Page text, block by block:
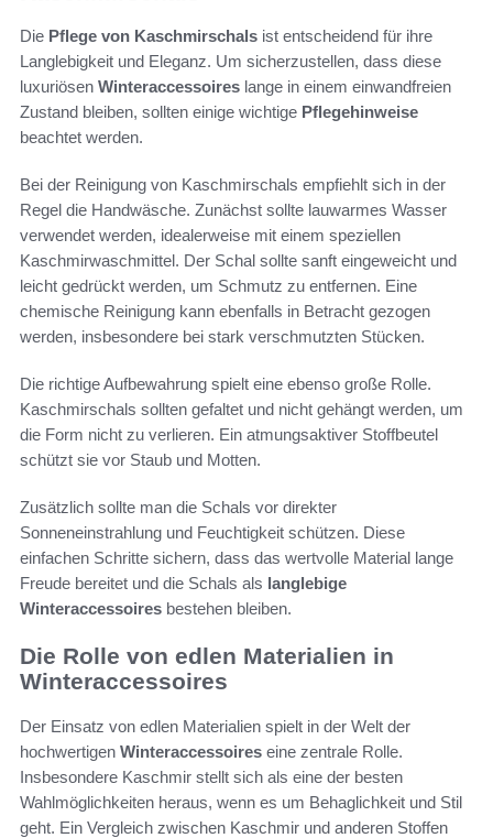
Die Pflege von Kaschmirschals ist entscheidend für ihre
Langlebigkeit und Eleganz. Um sicherzustellen, dass diese
luxuriösen Winteraccessoires lange in einem einwandfreien
Zustand bleiben, sollten einige wichtige Pflegehinweise
beachtet werden.
Bei der Reinigung von Kaschmirschals empfiehlt sich in der
Regel die Handwäsche. Zunächst sollte lauwarmes Wasser
verwendet werden, idealerweise mit einem speziellen
Kaschmirwaschmittel. Der Schal sollte sanft eingeweicht und
leicht gedrückt werden, um Schmutz zu entfernen. Eine
chemische Reinigung kann ebenfalls in Betracht gezogen
werden, insbesondere bei stark verschmutzten Stücken.
Die richtige Aufbewahrung spielt eine ebenso große Rolle.
Kaschmirschals sollten gefaltet und nicht gehängt werden, um
die Form nicht zu verlieren. Ein atmungsaktiver Stoffbeutel
schützt sie vor Staub und Motten.
Zusätzlich sollte man die Schals vor direkter
Sonneneinstrahlung und Feuchtigkeit schützen. Diese
einfachen Schritte sichern, dass das wertvolle Material lange
Freude bereitet und die Schals als langlebige
Winteraccessoires bestehen bleiben.
Die Rolle von edlen Materialien in
Winteraccessoires
Der Einsatz von edlen Materialien spielt in der Welt der
hochwertigen Winteraccessoires eine zentrale Rolle.
Insbesondere Kaschmir stellt sich als eine der besten
Wahlmöglichkeiten heraus, wenn es um Behaglichkeit und Stil
geht. Ein Vergleich zwischen Kaschmir und anderen Stoffen